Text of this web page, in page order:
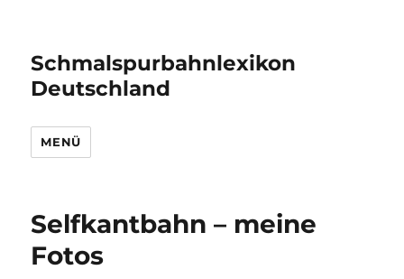
Schmalspurbahnlexikon
Deutschland
MENÜ
Selfkantbahn – meine
Fotos